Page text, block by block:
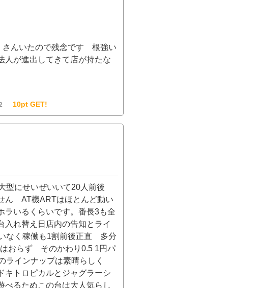
んいたので残念です 根強い
が進出してきて店が持たな
10pt GET!
にせいぜいいて20人前後
ん AT機ARTはほとんど動い
いるくらいです。番長3も全
れ替え日店内の告知とライ
なく稼働も1割前後正直 多分
おらず そのかわり0.5 1円パ
ラインナップは素晴らしく
ロピカルとジャグラーシ
るためこの台は大人気らし